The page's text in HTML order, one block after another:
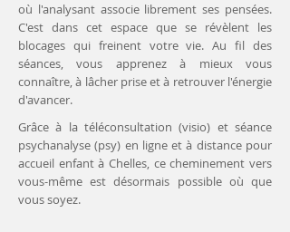
où l'analysant associe librement ses pensées.
C'est dans cet espace que se révèlent les
blocages qui freinent votre vie. Au fil des
séances, vous apprenez à mieux vous
connaître, à lâcher prise et à retrouver l'énergie
d'avancer.
Grâce à la téléconsultation (visio) et séance
psychanalyse (psy) en ligne et à distance pour
accueil enfant à Chelles, ce cheminement vers
vous-même est désormais possible où que
vous soyez.